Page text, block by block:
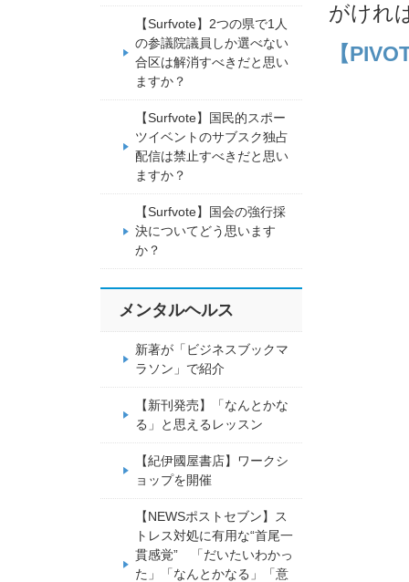
がけれ
【
【Surfvote】2つの県で1人
の参議院議員しか選べない
合区は解消すべきだと思い
ますか？
【Surfvote】国民的スポー
ツイベントのサブスク独占
配信は禁止すべきだと思い
ますか？
【Surfvote】国会の強行採
決についてどう思います
か？
メンタルヘルス
新著が「ビジネスブックマ
ラソン」で紹介
【新刊発売】「なんとかな
る」と思えるレッスン
【紀伊國屋書店】ワークシ
ョップを開催
【NEWSポストセブン】ス
トレス対処に有用な“首尾一
貫感覚” 「だいたいわかっ
た」「なんとかなる」「意